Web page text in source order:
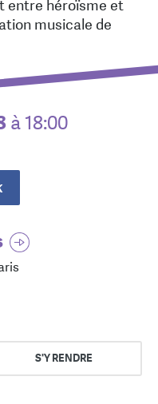
entre héroïsme et
musicale de
à 18:00
S'Y RENDRE